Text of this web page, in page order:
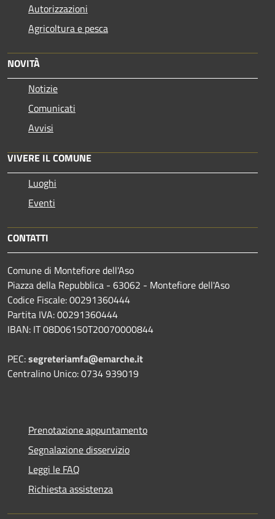
Autorizzazioni
Agricoltura e pesca
NOVITÀ
Notizie
Comunicati
Avvisi
VIVERE IL COMUNE
Luoghi
Eventi
CONTATTI
Comune di Montefiore dell'Aso
Piazza della Repubblica - 63062 - Montefiore dell'Aso
Codice Fiscale: 00291360444
Partita IVA: 00291360444
IBAN: IT 08D06150T20070000844
PEC:segreteriamfa@emarche.it
Centralino Unico: 0734 939019
Prenotazione appuntamento
Segnalazione disservizio
Leggi le FAQ
Richiesta assistenza